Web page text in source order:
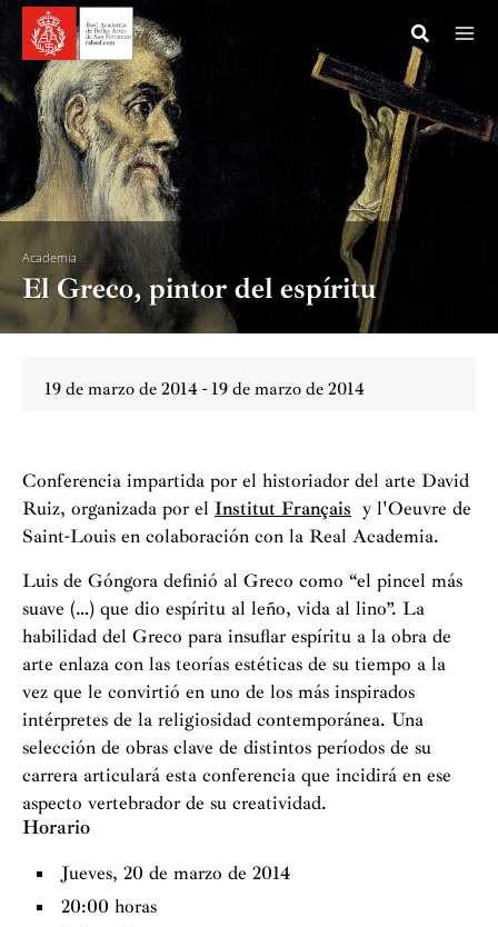
contenido
Academia
El Greco, pintor del espíritu
19 de marzo de 2014 - 19 de marzo de 2014
Conferencia impartida por el historiador del arte David
Ruiz, organizada por el Institut Français y l'Oeuvre de
Saint-Louis en colaboración con la Real Academia.
Luis de Góngora definió al Greco como “el pincel más
suave (…) que dio espíritu al leño, vida al lino”. La
habilidad del Greco para insuflar espíritu a la obra de
arte enlaza con las teorías estéticas de su tiempo a la
vez que le convirtió en uno de los más inspirados
intérpretes de la religiosidad contemporánea. Una
selección de obras clave de distintos períodos de su
carrera articulará esta conferencia que incidirá en ese
aspecto vertebrador de su creatividad.
Horario
Jueves, 20 de marzo de 2014
20:00 horas